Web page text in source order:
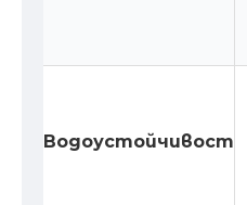
Водоустойчивост